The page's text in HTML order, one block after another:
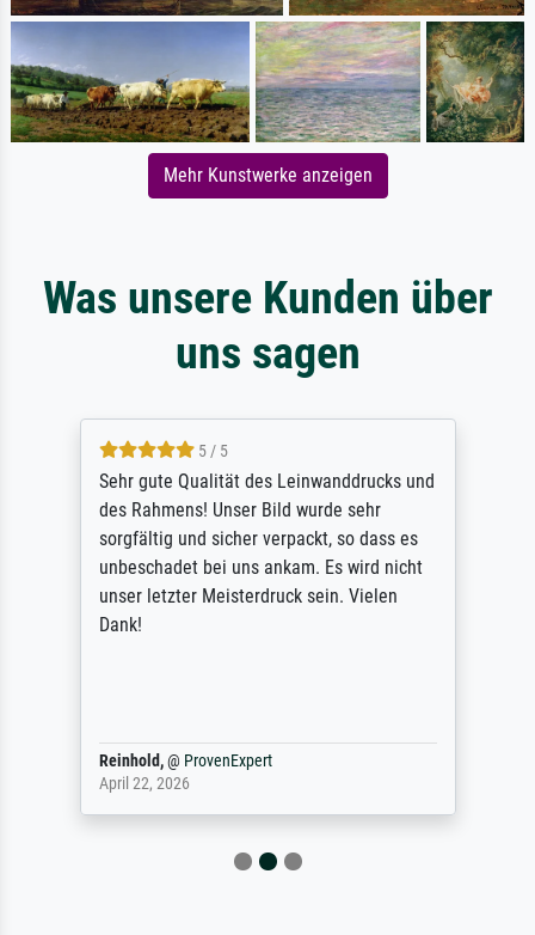
Mehr Kunstwerke anzeigen
Was unsere Kunden über
uns sagen
5 / 5
Sehr gute Qualität des Leinwanddrucks und
des Rahmens! Unser Bild wurde sehr
sorgfältig und sicher verpackt, so dass es
unbeschadet bei uns ankam. Es wird nicht
unser letzter Meisterdruck sein. Vielen
Dank!
Reinhold,@ ProvenExpert
April 22, 2026